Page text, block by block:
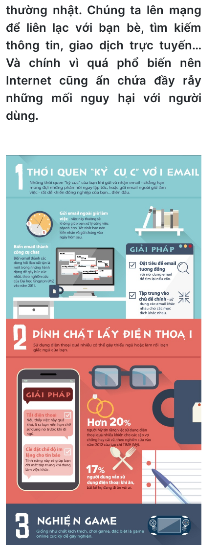
thường nhật. Chúng ta lên mạng
để liên lạc với bạn bè, tìm kiếm
thông tin, giao dịch trực tuyến…
Và chính vì quá phổ biến nên
Internet cũng ẩn chứa đầy rẫy
những mối nguy hại với người
dùng.